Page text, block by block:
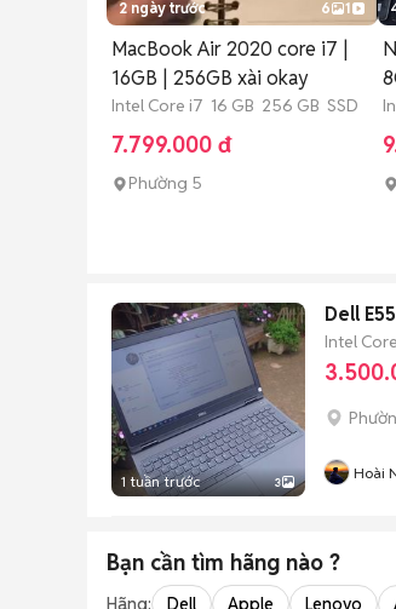
2 ngày trước 6 1
MacBook Air 2020 core i7 |
16GB | 256GB xài okay
Intel Core i7 16 GB 256 GB SSD
7.799.000 đ
Phường 5
1 tuần trước 3
Dell
Intel
Hoài
Bạn cần tìm hãng nào ?
Hãng: Dell Apple Lenovo